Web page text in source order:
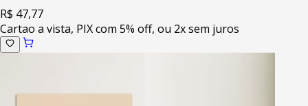
R$ 47,77
Cartao a vista, PIX com 5% off, ou 2x sem juros